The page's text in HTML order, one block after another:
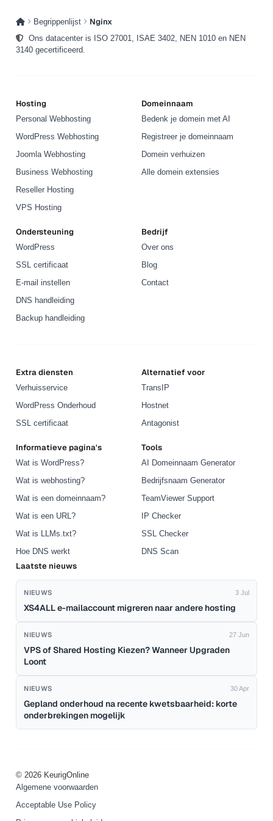
handmatige scan met rapport.
Begrippenlijst Nginx
Ons datacenter is ISO 27001, ISAE 3402, NEN 1010 en NEN
3140 gecertificeerd.
Hosting
Personal Webhosting
WordPress Webhosting
Joomla Webhosting
Business Webhosting
Reseller Hosting
VPS Hosting
Domeinnaam
Bedenk je domein met AI
Registreer je domeinnaam
Domein verhuizen
Alle domein extensies
Ondersteuning
WordPress
SSL certificaat
E-mail instellen
DNS handleiding
Backup handleiding
Bedrijf
Over ons
Blog
Contact
Extra diensten
Verhuisservice
WordPress Onderhoud
SSL certificaat
Alternatief voor
TransIP
Hostnet
Antagonist
Informatieve pagina's
Wat is WordPress?
Wat is webhosting?
Wat is een domeinnaam?
Wat is een URL?
Wat is LLMs.txt?
Hoe DNS werkt
Tools
AI Domeinnaam Generator
Bedrijfsnaam Generator
TeamViewer Support
IP Checker
SSL Checker
DNS Scan
Laatste nieuws
NIEUWS 3 Jul
XS4ALL e-mailaccount migreren naar andere hosting
NIEUWS 27 Jun
VPS of Shared Hosting Kiezen? Wanneer Upgraden
Loont
NIEUWS 30 Apr
Gepland onderhoud na recente kwetsbaarheid: korte
onderbrekingen mogelijk
© 2026 KeurigOnline
Algemene voorwaarden
Acceptable Use Policy